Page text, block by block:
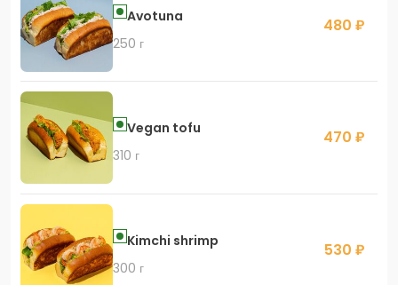
Avotuna
250 г
480 ₽
Vegan tofu
310 г
470 ₽
Kimchi shrimp
300 г
530 ₽